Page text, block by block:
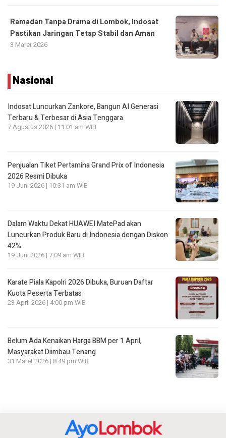
Ramadan Tanpa Drama di Lombok, Indosat
Pastikan Jaringan Tetap Stabil dan Aman
3 Maret 2026
Nasional
Indosat Luncurkan Zankore, Bangun AI Generasi
Terbaru & Terbesar di Asia Tenggara
7 Agustus 2026 | 11:01 am WIB
Penjualan Tiket Pertamina Grand Prix of Indonesia
2026 Resmi Dibuka
19 Juni 2026 | 10:31 am WIB
Dalam Waktu Dekat HUAWEI MatePad akan
Luncurkan Produk Baru di Indonesia dengan Diskon
42%
19 Juni 2026 | 7:09 am WIB
Karate Piala Kapolri 2026 Dibuka, Buruan Daftar
Kuota Peserta Terbatas
23 April 2026 | 4:00 pm WIB
Belum Ada Kenaikan Harga BBM per 1 April,
Masyarakat Diimbau Tenang
31 Maret 2026 | 8:49 pm WIB